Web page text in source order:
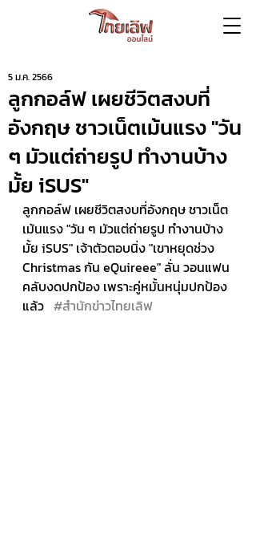
ลูกกอล์ฟ เผยชีวิตสงบที่
อังกฤษ ชาวเน็ตเม้นแรง "วัน
ๆ มัวแต่ถ่ายรูป ทำงานบ้าง
มั้ย iSUS"
5 ม.ค. 2566
ลูกกอล์ฟ เผยชีวิตสงบที่อังกฤษ ชาวเน็ต
เม้นแรง "วัน ๆ มัวแต่ถ่ายรูป ทำงานบ้าง
มั้ย iSUS" เจ้าตัวตอบนิ่ง "เขาหยุดช่วง
Christmas กัน eQuireee" ลั่น วอนแฟน
คลับงดปกป้อง เพราะคู่หมั้นหนุ่มปกป้อง
แล้ว #สำนักข่าวไทยเลิฟ